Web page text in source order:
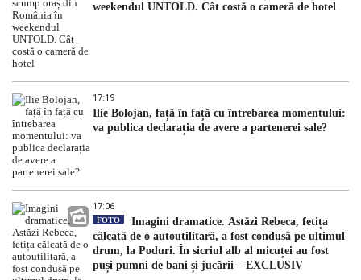
weekendul UNTOLD. Cât costă o cameră de hotel
17:19
Ilie Bolojan, față în față cu întrebarea momentului:
va publica declarația de avere a partenerei sale?
17:06
FOTO
Imagini dramatice. Astăzi Rebeca, fetița
călcată de o autoutilitară, a fost condusă pe ultimul
drum, la Poduri. În sicriul alb al micuței au fost
puși pumni de bani și jucării – EXCLUSIV